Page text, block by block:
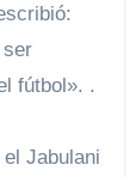
fútbol». .
Jabulani